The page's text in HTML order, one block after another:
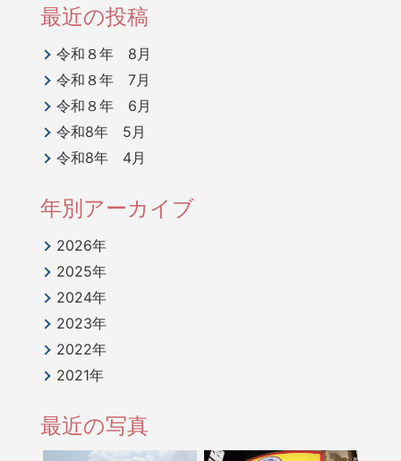
最近の投稿
令和８年 8月
令和８年 7月
令和８年 6月
令和8年 5月
令和8年 4月
年別アーカイブ
2026年
2025年
2024年
2023年
2022年
2021年
最近の写真